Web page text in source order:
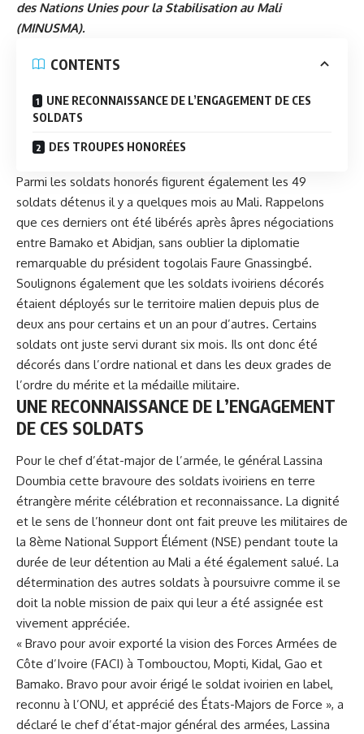
des Nations Unies pour la Stabilisation au Mali
(MINUSMA).
CONTENTS
UNE RECONNAISSANCE DE L’ENGAGEMENT DE CES
SOLDATS
DES TROUPES HONORÉES
Parmi les soldats honorés figurent également les 49
soldats détenus il y a quelques mois au Mali. Rappelons
que ces derniers ont été libérés après âpres négociations
entre Bamako et Abidjan, sans oublier la diplomatie
remarquable du président togolais Faure Gnassingbé.
Soulignons également que les soldats ivoiriens décorés
étaient déployés sur le territoire malien depuis plus de
deux ans pour certains et un an pour d’autres. Certains
soldats ont juste servi durant six mois. Ils ont donc été
décorés dans l’ordre national et dans les deux grades de
l’ordre du mérite et la médaille militaire.
UNE RECONNAISSANCE DE L’ENGAGEMENT
DE CES SOLDATS
Pour le chef d’état-major de l’armée, le général Lassina
Doumbia cette bravoure des soldats ivoiriens en terre
étrangère mérite célébration et reconnaissance. La dignité
et le sens de l’honneur dont ont fait preuve les militaires de
la 8ème National Support Élément (NSE) pendant toute la
durée de leur détention au Mali a été également salué. La
détermination des autres soldats à poursuivre comme il se
doit la noble mission de paix qui leur a été assignée est
vivement appréciée.
« Bravo pour avoir exporté la vision des Forces Armées de
Côte d’Ivoire (FACI) à Tombouctou, Mopti, Kidal, Gao et
Bamako. Bravo pour avoir érigé le soldat ivoirien en label,
reconnu à l’ONU, et apprécié des États-Majors de Force », a
déclaré le chef d’état-major général des armées, Lassina